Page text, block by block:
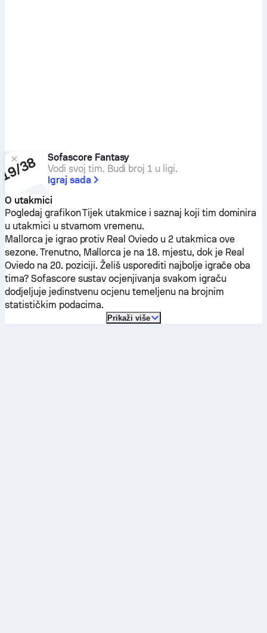
Sofascore Fantasy
Vodi svoj tim. Budi broj 1 u ligi.
Igraj sada
O utakmici
Pogledaj grafikon Tijek utakmice i saznaj koji tim dominira
u utakmici u stvarnom vremenu.
Mallorca je igrao protiv Real Oviedo u 2 utakmica ove
sezone. Trenutno, Mallorca je na 18. mjestu, dok je Real
Oviedona 20. poziciji. Želiš usporediti najbolje igrače oba
tima? Sofascore sustav ocjenjivanja svakom igraču
dodjeljuje jedinstvenu ocjenu temeljenu na brojnim
statističkim podacima.
Prikaži više